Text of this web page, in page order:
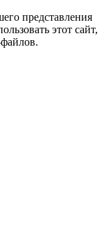
представления
этот сайт,